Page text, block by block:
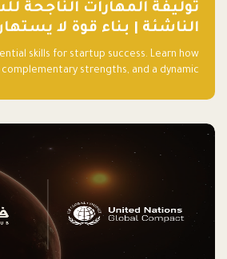
توليفة المهارات الناجحة
الناشئة | بناء قوة لا
skills for startup success. Learn how
strengths, and a dynamic
elevate your startup! Follow us @FalakHub